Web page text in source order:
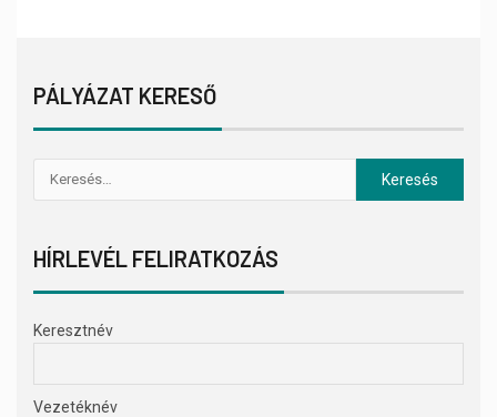
PÁLYÁZAT KERESŐ
HÍRLEVÉL FELIRATKOZÁS
Keresztnév
Vezetéknév